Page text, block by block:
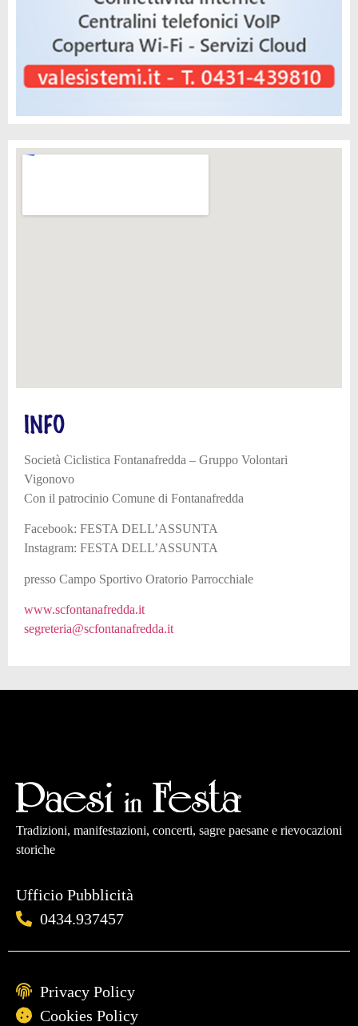
INFO
Società Ciclistica Fontanafredda – Gruppo Volontari
Vigonovo
Con il patrocinio Comune di Fontanafredda
Facebook: FESTA DELL’ASSUNTA
Instagram: FESTA DELL’ASSUNTA
presso Campo Sportivo Oratorio Parrocchiale
www.scfontanafredda.it
segreteria@scfontanafredda.it
Tradizioni, manifestazioni, concerti, sagre paesane e rievocazioni
storiche
Ufficio Pubblicità
0434.937457
Privacy Policy
Cookies Policy